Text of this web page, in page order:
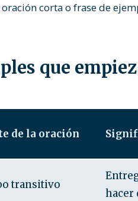
corta o frase de
que
de la oración
transitivo
hacer